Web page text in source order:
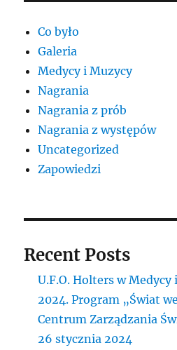
Co było
Galeria
Medycy i Muzycy
Nagrania
Nagrania z prób
Nagrania z występów
Uncategorized
Zapowiedzi
Recent Posts
U.F.O. Holters w Medycy
2024. Program „Świat
Centrum Zarządzania
26 stycznia 2024